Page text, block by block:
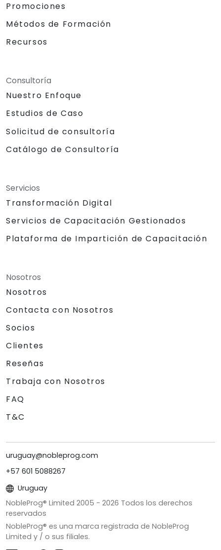
Promociones
Métodos de Formación
Recursos
Consultoría
Nuestro Enfoque
Estudios de Caso
Solicitud de consultoría
Catálogo de Consultoría
Servicios
Transformación Digital
Servicios de Capacitación Gestionados
Plataforma de Impartición de Capacitación
Nosotros
Nosotros
Contacta con Nosotros
Socios
Clientes
Reseñas
Trabaja con Nosotros
FAQ
T&C
uruguay@nobleprog.com
+57 601 5088267
Uruguay
NobleProg® Limited 2005 - 2026 Todos los derechos
reservados
NobleProg® es una marca registrada de NobleProg
Limited y / o sus filiales.